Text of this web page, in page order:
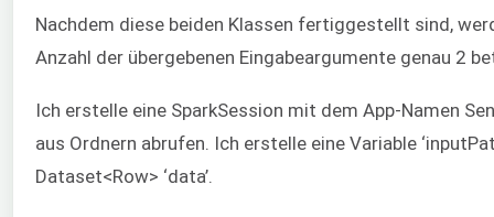
Nachdem diese beiden Klassen fertiggestellt sind,
Anzahl der übergebenen Eingabeargumente genau 2
Ich erstelle eine SparkSession mit dem App-Namen
aus Ordnern abrufen. Ich erstelle eine Variable
Dataset<Row> ‘data’.